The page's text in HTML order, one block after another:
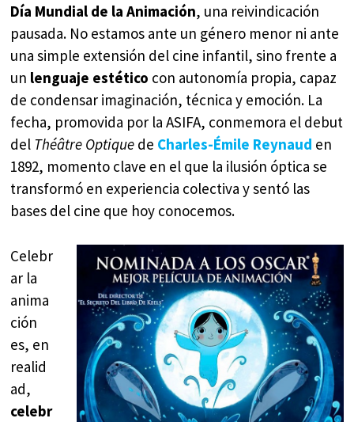
Día Mundial de la Animación, una reivindicación
pausada. No estamos ante un género menor ni ante
una simple extensión del cine infantil, sino frente a
un lenguaje estético con autonomía propia, capaz
de condensar imaginación, técnica y emoción. La
fecha, promovida por la ASIFA, conmemora el debut
del Théâtre Optique de Charles-Émile Reynaud en
1892, momento clave en el que la ilusión óptica se
transformó en experiencia colectiva y sentó las
bases del cine que hoy conocemos.
Celebr
ar la
anima
ción
es, en
realid
ad,
celebr